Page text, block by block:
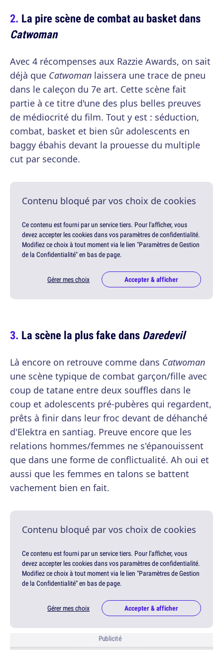
La pire scène de combat au basket dans
Catwoman
Avec 4 récompenses aux Razzie Awards, on sait
déjà que Catwoman laissera une trace de pneu
dans le caleçon du 7e art. Cette scène fait
partie à ce titre d'une des plus belles preuves
de médiocrité du film. Tout y est : séduction,
combat, basket et bien sûr adolescents en
baggy ébahis devant la prouesse du multiple
cut par seconde.
Contenu bloqué par vos choix de cookies
Ce contenu est fourni par un service tiers. Pour l'afficher, vous
devez accepter les cookies dans vos paramètres de confidentialité.
Modifiez ce choix à tout moment via le lien "Paramètres de Gestion
de la Confidentialité" en bas de page.
Gérer mes choix Accepter & afficher
La scène la plus fake dansDaredevil
Là encore on retrouve comme dans Catwoman
une scène typique de combat garçon/fille avec
coup de tatane entre deux souffles dans le
coup et adolescents pré-pubères qui regardent,
prêts à finir dans leur froc devant de déhanché
d'Elektra en santiag. Preuve encore que les
relations hommes/femmes ne s'épanouissent
que dans une forme de conflictualité. Ah oui et
aussi que les femmes en talons se battent
vachement bien en fait.
Contenu bloqué par vos choix de cookies
Ce contenu est fourni par un service tiers. Pour l'afficher, vous
devez accepter les cookies dans vos paramètres de confidentialité.
Modifiez ce choix à tout moment via le lien "Paramètres de Gestion
de la Confidentialité" en bas de page.
Gérer mes choix Accepter & afficher
Publicité